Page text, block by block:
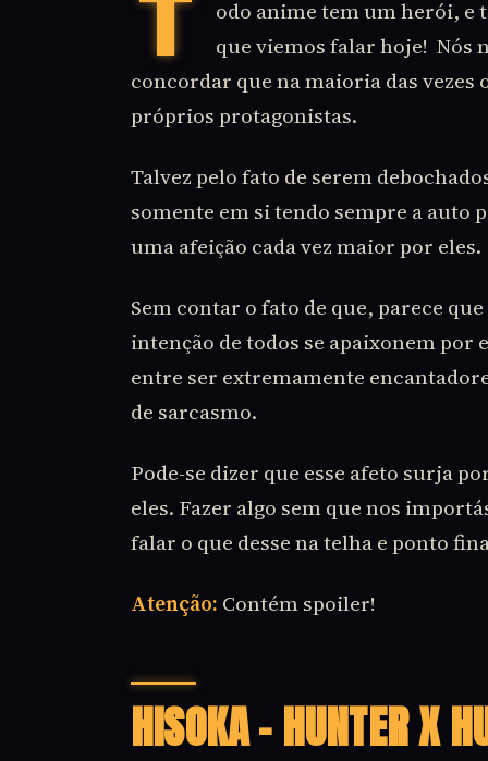
T
odo anime tem um herói, e
que viemos falar hoje! Nós
concordar que na maioria das
próprios protagonistas.
Talvez pelo fato de serem
somente em si tendo sempre a auto
uma afeição cada vez maior por eles.
Sem contar o fato de que, parece
intenção de todos se apaixonem por
entre ser extremamente
de sarcasmo.
Pode-se dizer que esse afeto surja
eles. Fazer algo sem que nos
falar o que desse na telha e ponto
Atenção: Contém spoiler!
HISOKA – HUNTER X